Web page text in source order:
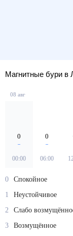
Магнитные бури в
08 авг
0
00:00
0
06:00
0
Спокойное
1
Неустойчивое
2
Слабо
3
Возмущённое